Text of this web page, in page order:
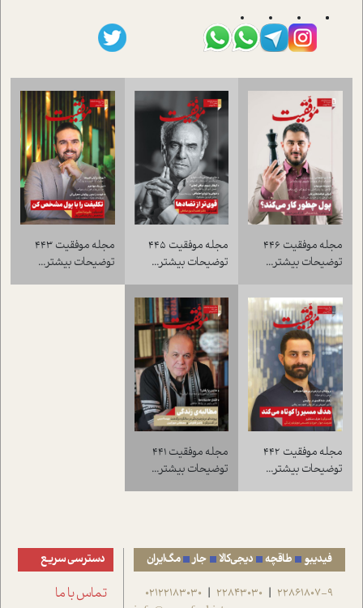
مجله موفقيت 446
توضيحات بيشتر...
مجله موفقيت 445
توضيحات بيشتر...
مجله موفقيت 443
توضيحات بيشتر...
مجله موفقيت 442
توضيحات بيشتر...
مجله موفقيت 441
توضيحات بيشتر...
فیدیبو طاقچه دیجی‌کالا جار مگ‌ایران
22861807-9
|
22843030
|
02122183030
دسترسی سریع
تماس با ما